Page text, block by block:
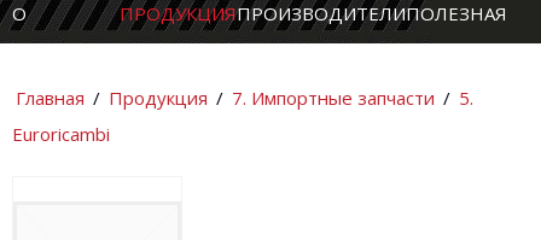
О ПРОДУКЦИЯПРОИЗВОДИТЕЛИПОЛЕЗНАЯ
Главная / Продукция / 7. Импортные запчасти / 5.
Euroricambi